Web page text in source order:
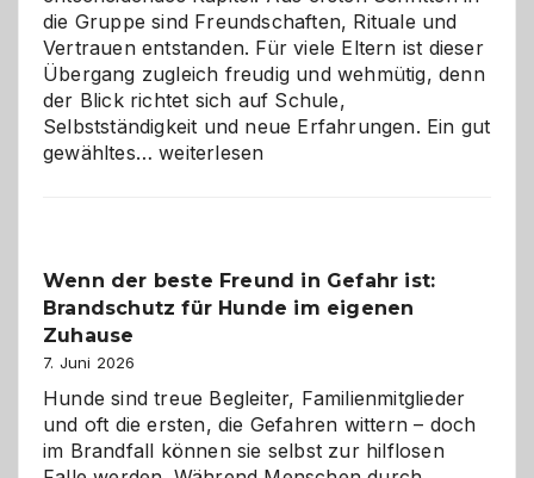
die Gruppe sind Freundschaften, Rituale und
Vertrauen entstanden. Für viele Eltern ist dieser
Übergang zugleich freudig und wehmütig, denn
der Blick richtet sich auf Schule,
Selbstständigkeit und neue Erfahrungen. Ein gut
gewähltes…Abschied
und
herzlich
weiterlesen
Wenn der beste Freund in Gefahr ist:
Brandschutz für Hunde im eigenen
Zuhause
7. Juni 2026
Hunde sind treue Begleiter, Familienmitglieder
und oft die ersten, die Gefahren wittern – doch
im Brandfall können sie selbst zur hilflosen